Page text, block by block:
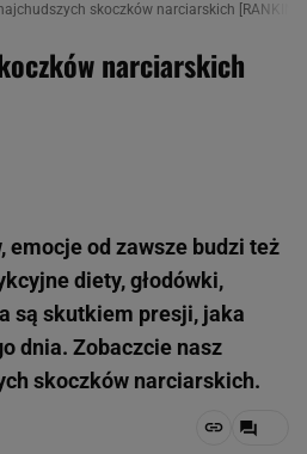
skoczków narciarskich
narciarskich
emocje od zawsze budzi też
diety, głodówki,
są skutkiem presji, jaka
dnia. Zobaczcie nasz
skoczków narciarskich.